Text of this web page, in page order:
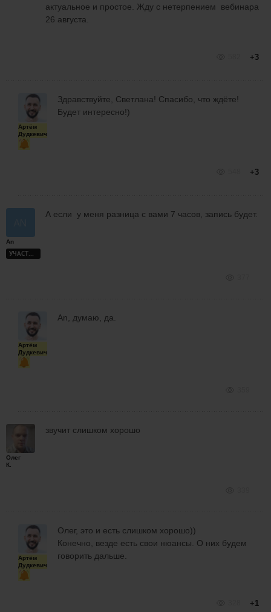
актуальное и простое. Жду с нетерпением вебинара
26 августа.
+3
Артём
Дудкевич
Здравствуйте, Светлана! Спасибо, что ждёте!
Будет интересно!)
+3
An
УЧАСТНИК
А если у меня разница с вами 7 часов, запись будет.
Артём
Дудкевич
An, думаю, да.
Олег
К.
звучит слишком хорошо
Артём
Дудкевич
Олег, это и есть слишком хорошо))
Конечно, везде есть свои нюансы. О них будем
говорить дальше.
+1